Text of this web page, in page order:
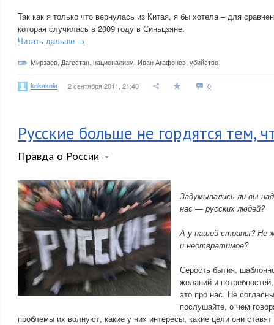
Так как я только что вернулась из Китая, я бы хотела – для
которая случилась в 2009 году в Синьцзяне.
Читать дальше →
Мирзаев Дагестан национализм Иван Агафонов убийство
kokakola 2 сентября 2011, 21:40 0
Русские больше не гордятся тем,
Правда о России
Задумывались ли вы
нас — русских людей?
А у нашей страны? Не
и неотвратимое?
Серость бытия,
желаний и
это про нас. Не
послушайте, о чем
проблемы их волнуют, какие у них интересы, какие цели они